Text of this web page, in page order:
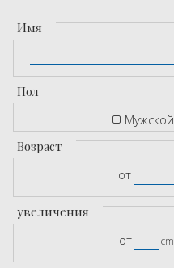
Имя
Пол
Мужской
Возраст
от
увеличения
от
cm